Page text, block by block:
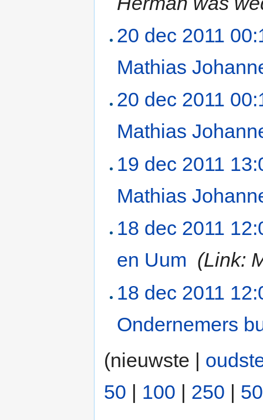
20 dec 2011
Mathias
20 dec 2011
Mathias
19 dec 2011
Mathias
18 dec 2011
en Uum (Link:
18 dec 2011
Ondernemers
(nieuwste |
50 | 100 | 250 |